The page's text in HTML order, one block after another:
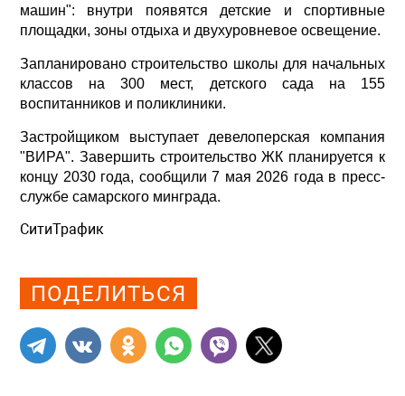
машин": внутри появятся детские и спортивные
площадки, зоны отдыха и двухуровневое освещение.
Запланировано строительство школы для начальных
классов на 300 мест, детского сада на 155
воспитанников и поликлиники.
Застройщиком выступает девелоперская компания
"ВИРА". Завершить строительство ЖК планируется к
концу 2030 года, сообщили 7 мая 2026 года в пресс-
службе самарского минграда.
СитиТрафик
ПОДЕЛИТЬСЯ